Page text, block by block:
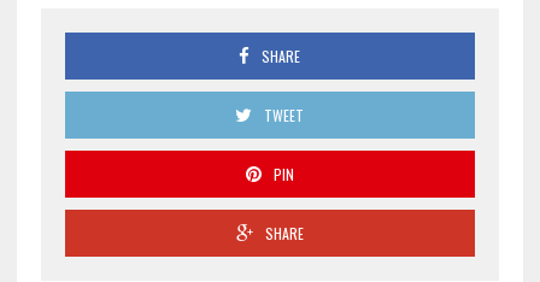
SHARE
TWEET
PIN
SHARE